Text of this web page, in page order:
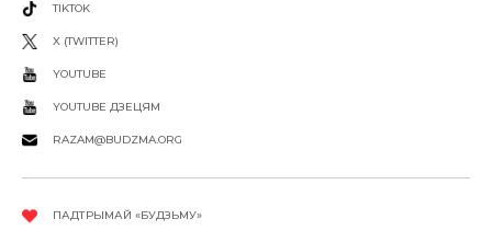
TIKTOK
X (TWITTER)
YOUTUBE
YOUTUBE ДЗЕЦЯМ
RAZAM@BUDZMA.ORG
ПАДТРЫМАЙ «БУДЗЬМУ»